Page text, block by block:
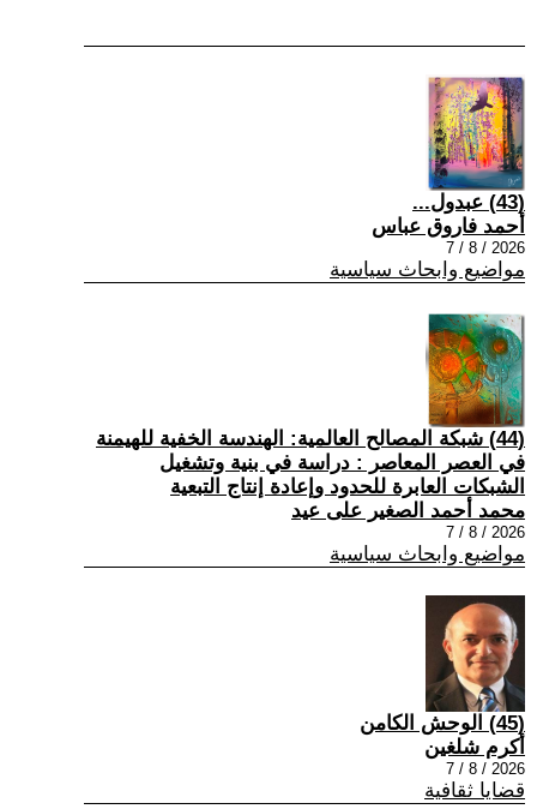
(43) عبدول...
أحمد فاروق عباس
2026 / 8 / 7
مواضيع وابحاث سياسية
(44) شبكة المصالح العالمية: الهندسة الخفية للهيمنة
في العصر المعاصر : دراسة في بنية وتشغيل
الشبكات العابرة للحدود وإعادة إنتاج التبعية
محمد أحمد الصغير على عيد
2026 / 8 / 7
مواضيع وابحاث سياسية
(45) الوحش الكامن
أكرم شلغين
2026 / 8 / 7
قضايا ثقافية